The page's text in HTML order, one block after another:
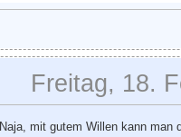
Freitag, 18.
Naja, mit gutem Willen kann man